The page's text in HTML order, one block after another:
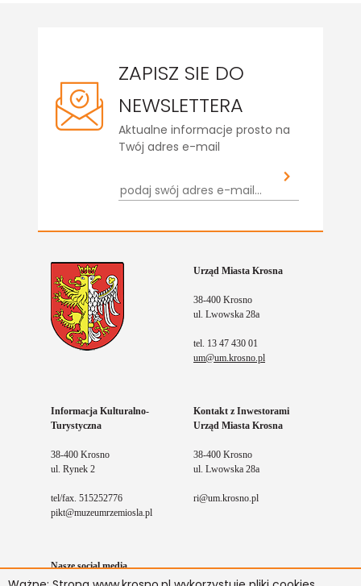
ZAPISZ SIE DO
NEWSLETTERA
Aktualne informacje prosto na
Twój adres e-mail
Urząd Miasta Krosna
38-400 Krosno
ul. Lwowska 28a
tel. 13 47 430 01
um@um.krosno.pl
Informacja Kulturalno-
Turystyczna
38-400 Krosno
ul. Rynek 2
tel/fax. 515252776
pikt@muzeumrzemiosla.pl
Kontakt z Inwestorami
Urząd Miasta Krosna
38-400 Krosno
ul. Lwowska 28a
ri@um.krosno.pl
Nasze social media